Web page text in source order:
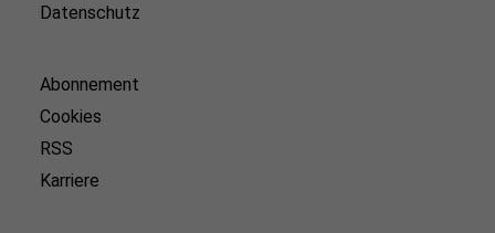
Datenschutz
Abonnement
Cookies
RSS
Karriere